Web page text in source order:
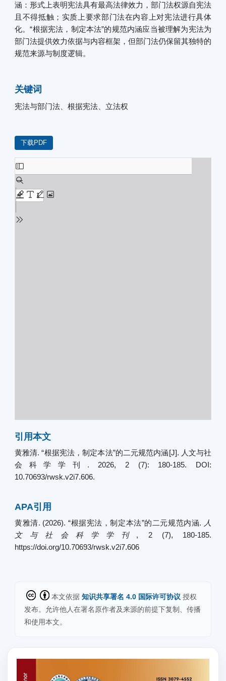
涵：形式上表明宪法具有最高法律效力，部门法权源自宪法
且不得抵触；实质上要求部门法在内容上对宪法进行具体
化。“根据宪法，制定本法”的规范内涵应当被理解为宪法为
部门法提供效力依据与内容框架，但部门法仍保留其独特的
规范来源与制度逻辑。
关键词
宪法与部门法、根据宪法、立法权
下载PDF
引用本文
黄雅清. “根据宪法，制定本法”的二元规范内涵[J]. 人文与社
会科学学刊. 2026, 2 (7): 180-185. DOI:
10.70693/rwsk.v2i7.606.
APA引用
黄雅清. (2026). “根据宪法，制定本法”的二元规范内涵. 人
文与社会科学学刊 , 2 (7), 180-185.
https://doi.org/10.70693/rwsk.v2i7.606
本文依据知识共享署名 4.0 国际许可协议授权
发布。允许他人在署名原作者及来源的前提下复制、传播
和使用本文。